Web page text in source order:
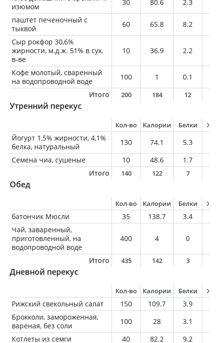
изюмом
30 80.6 2.3
паштет печеночный с
тыквой
60 65.8 8.2
Сыр рокфор 30,6%
жирности, м.д.ж. 51% в сух.
в-ве
10 36.9 2.2
Кофе молотый, сваренный
на водопроводной воде
100 1 0.1
Итого
200 184 12
Утренний перекус
Кол-во Калории Белки
Йогурт 1,5% жирности, 4,1%
белка, натуральный
130 74.1 5.3
Семена чиа, сушеные
10 48.6 1.7
Итого
140 122 7
Обед
Кол-во Калории Белки
батончик Мюсли 35 138.7 3.4
Чай, заваренный,
приготовленный, на
водопроводной воде
400 4 0
Итого 435 142 3
Дневной перекус
Кол-во Калории Белки
Рижский свекольный салат 150 109.7 3.9
Брокколи, замороженная,
вареная, без соли
100 28 3.1
Котлеты из семги
40 82.2 9.2